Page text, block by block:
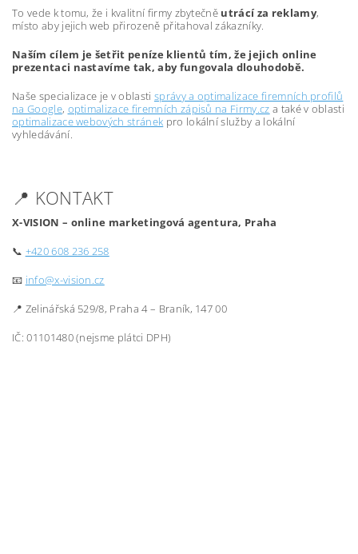
To vede k tomu, že i kvalitní firmy zbytečně utrácí za reklamy,
místo aby jejich web přirozeně přitahoval zákazníky.
Naším cílem je šetřit peníze klientů tím, že jejich online
prezentaci nastavíme tak, aby fungovala dlouhodobě.
Naše specializace je v oblasti správy a optimalizace firemních profilů
na Google, optimalizace firemních zápisů na Firmy.cz a také v oblasti
optimalizace webových stránek pro lokální služby a lokální
vyhledávání.
📍 KONTAKT
X-VISION – online marketingová agentura, Praha
📞 +420 608 236 258
📧 info@x-vision.cz
📍 Zelinářská 529/8, Praha 4 – Braník, 147 00
IČ: 01101480 (nejsme plátci DPH)